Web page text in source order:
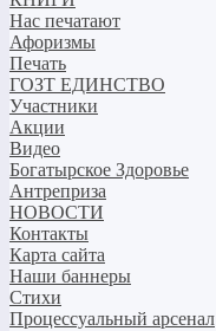
Нас печатают
Афоризмы
Печать
ГОЗТ ЕДИНСТВО
Участники
Акции
Видео
Богатырское Здоровье
Антреприза
НОВОСТИ
Контакты
Карта сайта
Наши баннеры
Стихи
Процессуальный арсенал